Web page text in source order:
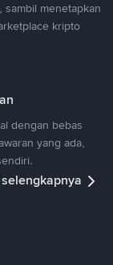
menetapkan
kripto
dengan bebas
yang ada,